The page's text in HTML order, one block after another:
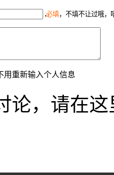
必填，不填不让过哦，
用重新输入个人信息
，请在这